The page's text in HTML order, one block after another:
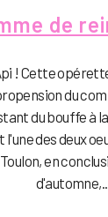
de
! Cette
du
du bouffe à
l'une des deux
en